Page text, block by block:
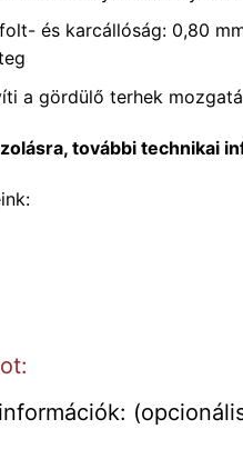
és karcállóság: 0,80
a gördülő terhek
további technikai